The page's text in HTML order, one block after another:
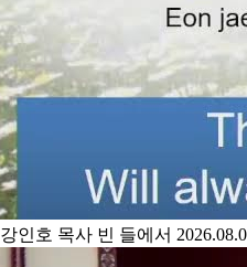
강인호 목사 빈 들에서